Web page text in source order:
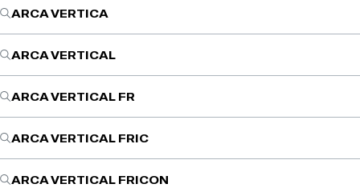
ARCA VERTICA
ARCA VERTICAL
ARCA VERTICAL FR
ARCA VERTICAL FRIC
ARCA VERTICAL FRICON